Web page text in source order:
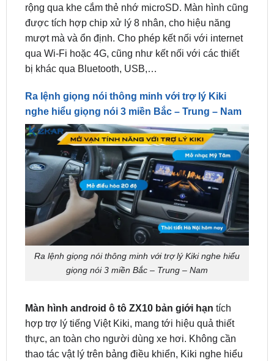
mượt mà và ổn định. Cho phép kết nối với internet
qua Wi-Fi hoặc 4G, cũng như kết nối với các thiết
bị khác qua Bluetooth, USB,…
Ra lệnh giọng nói thông minh với trợ lý Kiki
Ra lệnh giọng nói thông minh với trợ lý Kiki nghe hiểu
giọng nói 3 miền Bắc – Trung – Nam
Màn hình android ô tô ZX10 bản giới hạn
thực, an toàn cho người dùng xe hơi. Không cần
thao tác vật lý trên bảng điều khiển, Kiki nghe hiểu
giọng nói 3 miền Bắc – Trung – Nam và phản hồi
nhanh chóng với mọi câu lệnh.